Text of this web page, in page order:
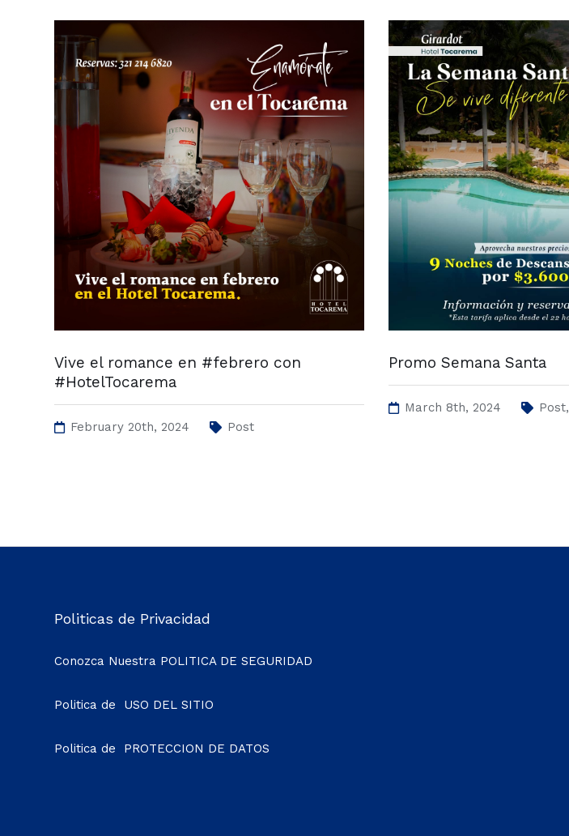
Vive el romance en #febrero con
#HotelTocarema
February 20th, 2024 Post
Promo Semana Santa
March 8th, 2024 Post,
Politicas de Privacidad
Conozca Nuestra POLITICA DE SEGURIDAD
Politica de USO DEL SITIO
Politica de PROTECCION DE DATOS